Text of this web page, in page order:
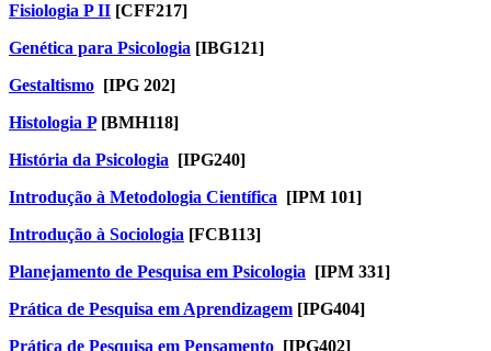
Fisiologia P II [CFF217]
Genética para Psicologia [IBG121]
Gestaltismo [IPG 202]
Histologia P[BMH118]
História da Psicologia [IPG240]
Introdução à Metodologia Científica [IPM 101]
Introdução à Sociologia [FCB113]
Planejamento de Pesquisa em Psicologia [IPM 331]
Prática de Pesquisa em Aprendizagem [IPG404]
Prática de Pesquisa em Pensamento [IPG402]